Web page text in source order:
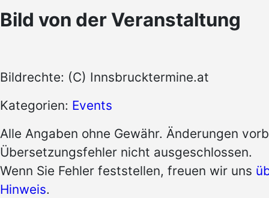
Bild von der Veranstaltung
Bildrechte: (C) Innsbrucktermine.at
Kategorien: Events
Alle Angaben ohne Gewähr. Änderungen
Übersetzungsfehler nicht ausgeschlossen.
Wenn Sie Fehler feststellen, freuen wir uns
Hinweis.